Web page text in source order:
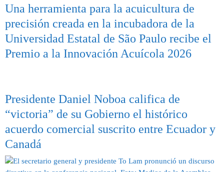
Una herramienta para la acuicultura de
precisión creada en la incubadora de la
Universidad Estatal de São Paulo recibe el
Premio a la Innovación Acuícola 2026
Presidente Daniel Noboa califica de
“victoria” de su Gobierno el histórico
acuerdo comercial suscrito entre Ecuador y
Canadá